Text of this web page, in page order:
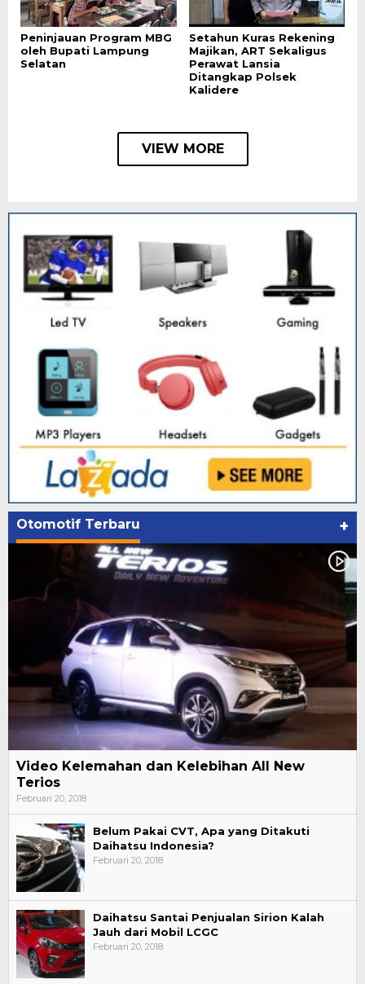
Peninjauan Program MBG
oleh Bupati Lampung
Selatan
Setahun Kuras Rekening
Majikan, ART Sekaligus
Perawat Lansia
Ditangkap Polsek
Kalidere
VIEW MORE
Otomotif Terbaru +
Video Kelemahan dan Kelebihan All New
Terios
Februari 20, 2018
Belum Pakai CVT, Apa yang Ditakuti
Daihatsu Indonesia?
Februari 20, 2018
Daihatsu Santai Penjualan Sirion Kalah
Jauh dari Mobil LCGC
Februari 20, 2018